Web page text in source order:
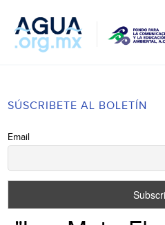
SÚSCRIBETE AL BOLETÍN
Email